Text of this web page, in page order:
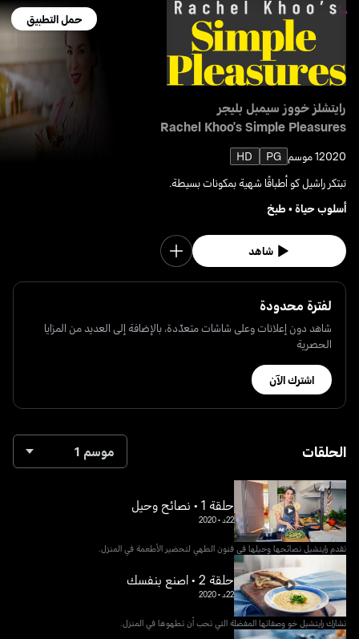
حمل التطبيق
رايتشلز خووز سيمبل بليجر
Rachel Khoo's Simple Pleasures
20201 موسم PG
HD
تبتكر راشيل كو أطباقًا شهية بمكونات بسيطة.
أسلوب حياة• طبخ
شاهد
لفترة محدودة
شاهد دون إعلانات وعلى شاشات متعدّدة، بالإضافة إلى العديد من المزايا
الحصرية
اشترك الآن
الحلقات موسم 1
حلقة 1 • نصائح وحيل
22د •
2020
تقدم رايتشيل نصائحها وحيلها في فنون الطهي لتحضير الأطعمة في المنزل.
حلقة 2 • اصنع بنفسك
22د •
2020
تشارك رايتشيل خو وصفاتها المفضلة التي تحب أن تطهوها في المنزل.